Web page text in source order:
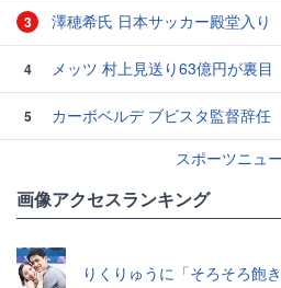
3 澤穂希氏 日本サッカー殿堂入り
4 メッツ 村上見送り63億円が裏目
5
カーボベルデ ブビスタ監督辞任
スポーツニュ
画像アクセスランキング
りくりゅうに「そろそろ飽き